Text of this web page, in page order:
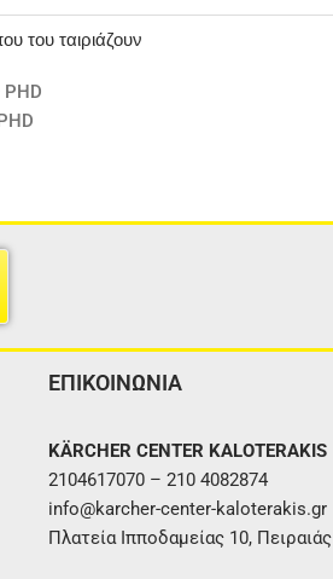
του ταιριάζουν
ΕΠΙΚΟΙΝΩΝΙΑ
KÄRCHER CENTER KALOTERAKIS
2104617070 – 210 4082874
info@karcher-center-kaloterakis.gr
Πλατεία Ιπποδαμείας 10, Πειραιάς